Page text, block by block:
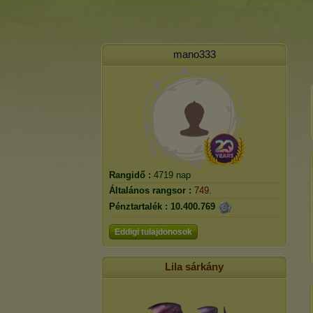
mano333
Rangidő : 4719 nap
Általános rangsor : 749.
Pénztartalék : 10.400.769
Eddigi tulajdonosok
Lila sárkány